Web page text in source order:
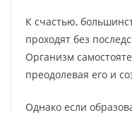
К счастью,
проходят без
Организм
преодолевая его и
Однако если